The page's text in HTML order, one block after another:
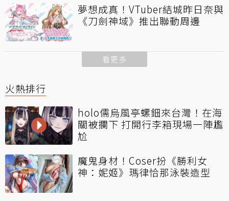
夢想成真！VTuber結城昨日奈與
《刀劍神域》推出聯動周邊
看更多
火熱排行
holo儒烏風亭螺鈿來台灣！在海
關被攔下 打開行李箱現場一陣尷
尬
魔鬼身材！Coser扮《勝利女
神：妮姬》瑪律恰那泳裝造型